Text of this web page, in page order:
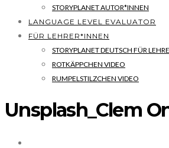
STORYPLANET AUTOR*INNEN
LANGUAGE LEVEL EVALUATOR
FÜR LEHRER*INNEN
STORYPLANET DEUTSCH FÜR
ROTKÄPPCHEN VIDEO
RUMPELSTILZCHEN VIDEO
Unsplash_Clem